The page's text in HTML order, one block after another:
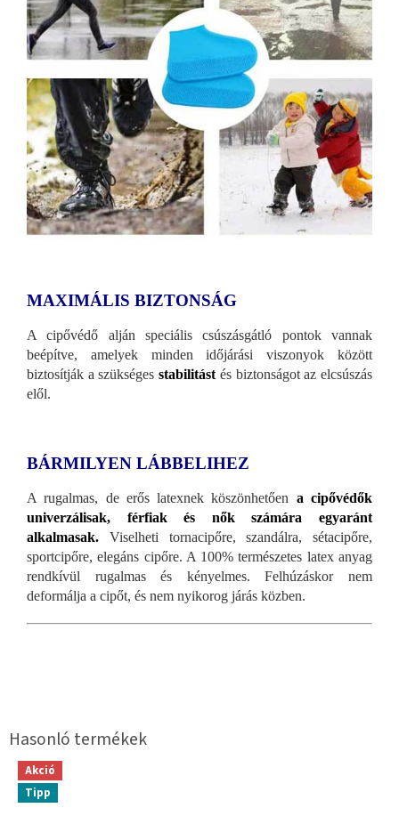
MAXIMÁLIS BIZTONSÁG
A cipővédő alján speciális csúszásgátló pontok vannak
beépítve, amelyek minden időjárási viszonyok között
biztosítják a szükségesstabilitást és biztonságot az elcsúszás
elől.
BÁRMILYEN LÁBBELIHEZ
A rugalmas, de erős latexnek köszönhetően a cipővédők
univerzálisak, férfiak és nők számára egyaránt
alkalmasak. Viselheti tornacipőre, szandálra, sétacipőre,
sportcipőre, elegáns cipőre. A 100% természetes latex anyag
rendkívül rugalmas és kényelmes. Felhúzáskor nem
deformálja a cipőt, és nem nyikorog járás közben.
Akció
Tipp